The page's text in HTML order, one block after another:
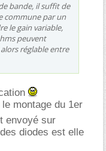
bande, il suffit de
commune par un
le gain variable,
peuvent
réglable entre
montage du 1er
envoyé sur
diodes est elle